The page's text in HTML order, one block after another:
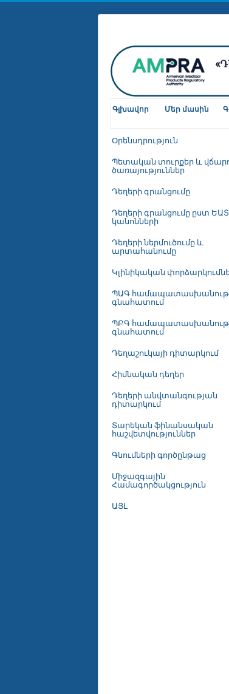
Գլխավոր Մեր մասին
Օրենսդրություն
Պետական տուրքեր և
ծառայություններ
Դեղերի գրանցումը
Դեղերի գրանցումը ըստ
կանոնների
Դեղերի ներմուծումը և
արտահանումը
Կլինիկական
ՊԱԳ
գնահատում
ՊԲԳ
գնահատում
Դեղաշուկայի դիտարկում
Հիմնական դեղեր
Դեղերի անվտանգության
դիտարկում
Տարեկան ֆինանսական
հաշվետվություններ
Գնումների գործընթաց
Միջազգային
Համագործակցություն
ԱՅԼ